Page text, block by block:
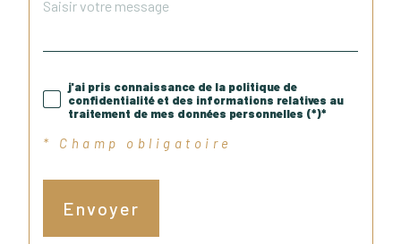
j'ai pris connaissance de la politique de
confidentialité et des informations relatives au
traitement de mes données personnelles (*)*
* Champ obligatoire
Envoyer